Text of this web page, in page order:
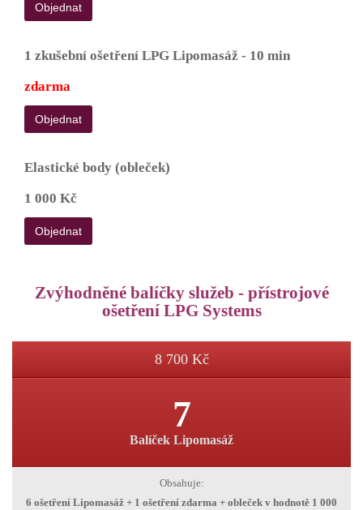
Objednat
1 zkušební ošetření LPG Lipomasáž - 10 min
zdarma
Objednat
Elastické body (obleček)
1 000 Kč
Objednat
Zvýhodněné balíčky služeb - přístrojové
ošetření LPG Systems
8 700 Kč
7
Balíček Lipomasáž
Obsahuje:
6 ošetření Lipomasáž + 1 ošetření zdarma + obleček v hodnotě 1 000